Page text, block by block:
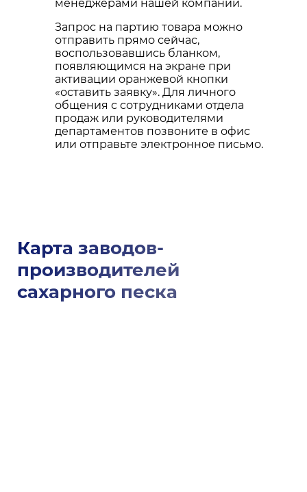
менеджерами нашей компании.
Запрос на партию товара можно
отправить прямо сейчас,
воспользовавшись бланком,
появляющимся на экране при
активации оранжевой кнопки
«оставить заявку». Для личного
общения с сотрудниками отдела
продаж или руководителями
департаментов позвоните в офис
или отправьте электронное письмо.
Карта заводов-
производителей
сахарного песка